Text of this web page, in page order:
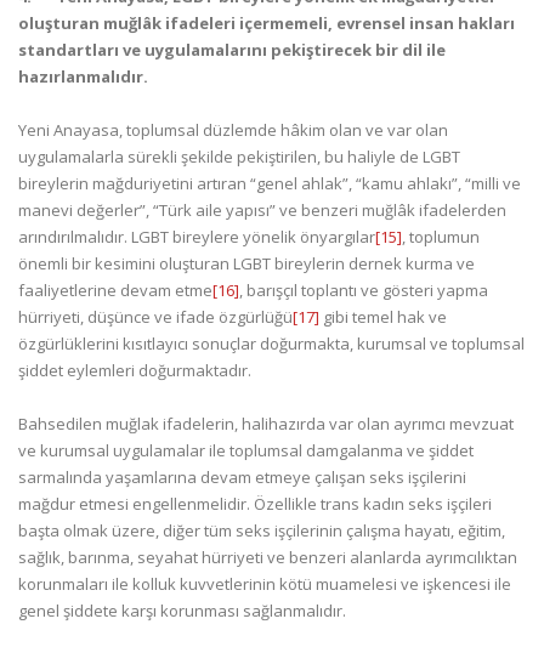
oluşturan muğlâk ifadeleri içermemeli, evrensel insan hakları
standartları ve uygulamalarını pekiştirecek bir dil ile
hazırlanmalıdır.
Yeni Anayasa, toplumsal düzlemde hâkim olan ve var olan
uygulamalarla sürekli şekilde pekiştirilen, bu haliyle de LGBT
bireylerin mağduriyetini artıran “genel ahlak”, “kamu ahlakı”, “milli ve
manevi değerler”, “Türk aile yapısı” ve benzeri muğlâk ifadelerden
arındırılmalıdır. LGBT bireylere yönelik önyargılar[15], toplumun
önemli bir kesimini oluşturan LGBT bireylerin dernek kurma ve
faaliyetlerine devam etme[16], barışçıl toplantı ve gösteri yapma
hürriyeti, düşünce ve ifade özgürlüğü[17] gibi temel hak ve
özgürlüklerini kısıtlayıcı sonuçlar doğurmakta, kurumsal ve toplumsal
şiddet eylemleri doğurmaktadır.
Bahsedilen muğlak ifadelerin, halihazırda var olan ayrımcı mevzuat
ve kurumsal uygulamalar ile toplumsal damgalanma ve şiddet
sarmalında yaşamlarına devam etmeye çalışan seks işçilerini
mağdur etmesi engellenmelidir. Özellikle trans kadın seks işçileri
başta olmak üzere, diğer tüm seks işçilerinin çalışma hayatı, eğitim,
sağlık, barınma, seyahat hürriyeti ve benzeri alanlarda ayrımcılıktan
korunmaları ile kolluk kuvvetlerinin kötü muamelesi ve işkencesi ile
genel şiddete karşı korunması sağlanmalıdır.